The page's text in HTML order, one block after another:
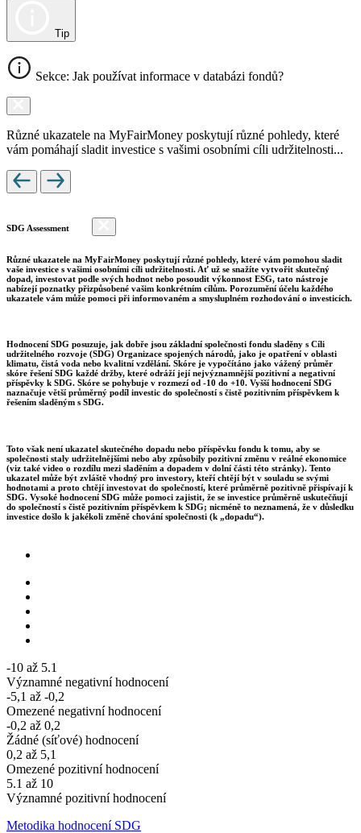
Tip
Sekce: Jak používat informace v databázi fondů?
Různé ukazatele na MyFairMoney poskytují různé pohledy, které
vám pomáhají sladit investice s vašimi osobními cíli udržitelnosti...
SDG Assessment
Různé ukazatele na MyFairMoney poskytují různé pohledy, které vám pomohou sladit
vaše investice s vašimi osobními cíli udržitelnosti. Ať už se snažíte vytvořit skutečný
dopad, investovat podle svých hodnot nebo posoudit výkonnost ESG, tato nástroje
nabízejí poznatky přizpůsobené vašim konkrétním cílům. Porozumění účelu každého
ukazatele vám může pomoci při informovaném a smysluplném rozhodování o investicích.
Hodnocení SDG posuzuje, jak dobře jsou základní společnosti fondu sladěny s Cíli
udržitelného rozvoje (SDG) Organizace spojených národů, jako je opatření v oblasti
klimatu, čistá voda nebo kvalitní vzdělání. Skóre je vypočítáno jako vážený průměr
skóre řešení SDG každé držby, které odráží její nejvýznamnější pozitivní a negativní
příspěvky k SDG. Skóre se pohybuje v rozmezí od -10 do +10. Vyšší hodnocení SDG
naznačuje větší průměrný podíl investic do společností s čistě pozitivním příspěvkem k
řešením sladěným s SDG.
Toto však není ukazatel skutečného dopadu nebo příspěvku fondu k tomu, aby se
společnosti staly udržitelnějšími nebo aby způsobily pozitivní změnu v reálné ekonomice
(viz také video o rozdílu mezi sladěním a dopadem v dolní části této stránky). Tento
ukazatel může být zvláště vhodný pro investory, kteří chtějí být v souladu se svými
hodnotami a proto chtějí investovat do společností, které průměrně pozitivně přispívají k
SDG. Vysoké hodnocení SDG může pomoci zajistit, že se investice průměrně uskutečňují
do společností s čistě pozitivním příspěvkem k SDG; nicméně to neznamená, že v důsledku
investice došlo k jakékoli změně chování společnosti (k „dopadu“).
-10 až 5.1
Významné negativní hodnocení
-5,1 až -0,2
Omezené negativní hodnocení
-0,2 až 0,2
Žádné (síťové) hodnocení
0,2 až 5,1
Omezené pozitivní hodnocení
5.1 až 10
Významné pozitivní hodnocení
Metodika hodnocení SDG